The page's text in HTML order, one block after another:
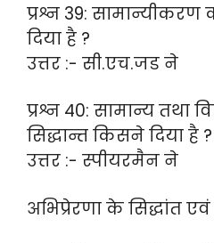
प्रश्न 39: सामान्यीकरण
दिया है ?
उत्तर :- सी.एच.जड ने
प्रश्न 40: सामान्य तथा
सिद्धान्त किसने दिया है ?
उत्तर :- स्पीयरमैन ने
अभिप्रेरणा के सिद्धांत